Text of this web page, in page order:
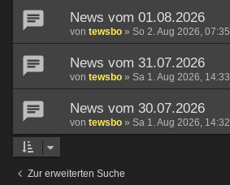
News vom 01.08.2026
von tewsbo » So 2. Aug 2026, 07:35
News vom 31.07.2026
von tewsbo » Sa 1. Aug 2026, 14:33
News vom 30.07.2026
von tewsbo » Sa 1. Aug 2026, 14:32
Zur erweiterten Suche